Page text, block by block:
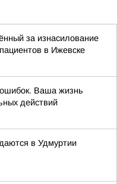
за изнасилование
в Ижевске
Ваша жизнь
действий
в Удмуртии